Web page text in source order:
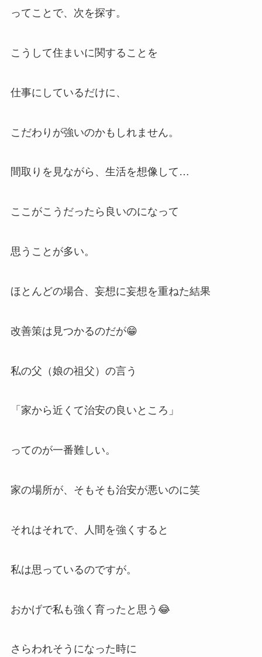
ってことで、次を探す。
こうして住まいに関することを
仕事にしているだけに、
こだわりが強いのかもしれません。
間取りを見ながら、生活を想像して…
ここがこうだったら良いのになって
思うことが多い。
ほとんどの場合、妄想に妄想を重ねた結果
改善策は見つかるのだが😁
私の父（娘の祖父）の言う
「家から近くて治安の良いところ」
ってのが一番難しい。
家の場所が、そもそも治安が悪いのに笑
それはそれで、人間を強くすると
私は思っているのですが。
おかげで私も強く育ったと思う😂
さらわれそうになった時に